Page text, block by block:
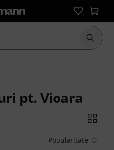
pt. Vioara
Popularitate